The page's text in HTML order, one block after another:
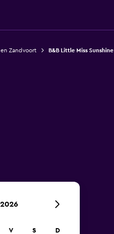
Zandvoort B&B Little Miss Sunshine
V S D